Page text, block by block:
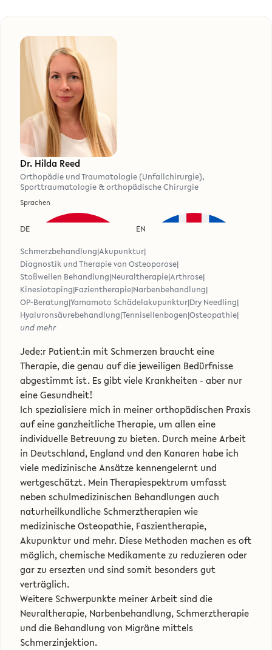
Dr. Hilda Reed
Orthopädie und Traumatologie (Unfallchirurgie),
Sporttraumatologie & orthopädische Chirurgie
Sprachen
DE
EN
Schmerzbehandlung|Akupunktur|
Diagnostik und Therapie von Osteoporose|
Stoßwellen Behandlung|Neuraltherapie|Arthrose|
Kinesiotaping|Fazientherapie|Narbenbehandlung|
OP-Beratung|Yamamoto Schädelakupunktur|Dry Needling|
Hyaluronsäurebehandlung|Tennisellenbogen|Osteopathie|
und mehr
Jede:r Patient:in mit Schmerzen braucht eine
Therapie, die genau auf die jeweiligen Bedürfnisse
abgestimmt ist. Es gibt viele Krankheiten - aber nur
eine Gesundheit!
Ich spezialisiere mich in meinerorthopädischen Praxis
auf eine ganzheitliche Therapie, um allen eine
individuelle Betreuung zu bieten. Durch meine Arbeit
in Deutschland, England und den Kanaren habe ich
viele medizinische Ansätze kennengelernt und
wertgeschätzt. Mein Therapiespektrum umfasst
neben schulmedizinischen Behandlungen auch
naturheilkundliche Schmerztherapien wie
medizinische Osteopathie, Faszientherapie,
Akupunktur und mehr. Diese Methoden machen es oft
möglich, chemische Medikamente zu reduzieren oder
gar zu ersezten und sind somit besonders gut
verträglich.
Weitere Schwerpunkte meiner Arbeit sind die
Neuraltherapie, Narbenbehandlung, Schmerztherapie
und die Behandlung von Migräne mittels
Schmerzinjektion.